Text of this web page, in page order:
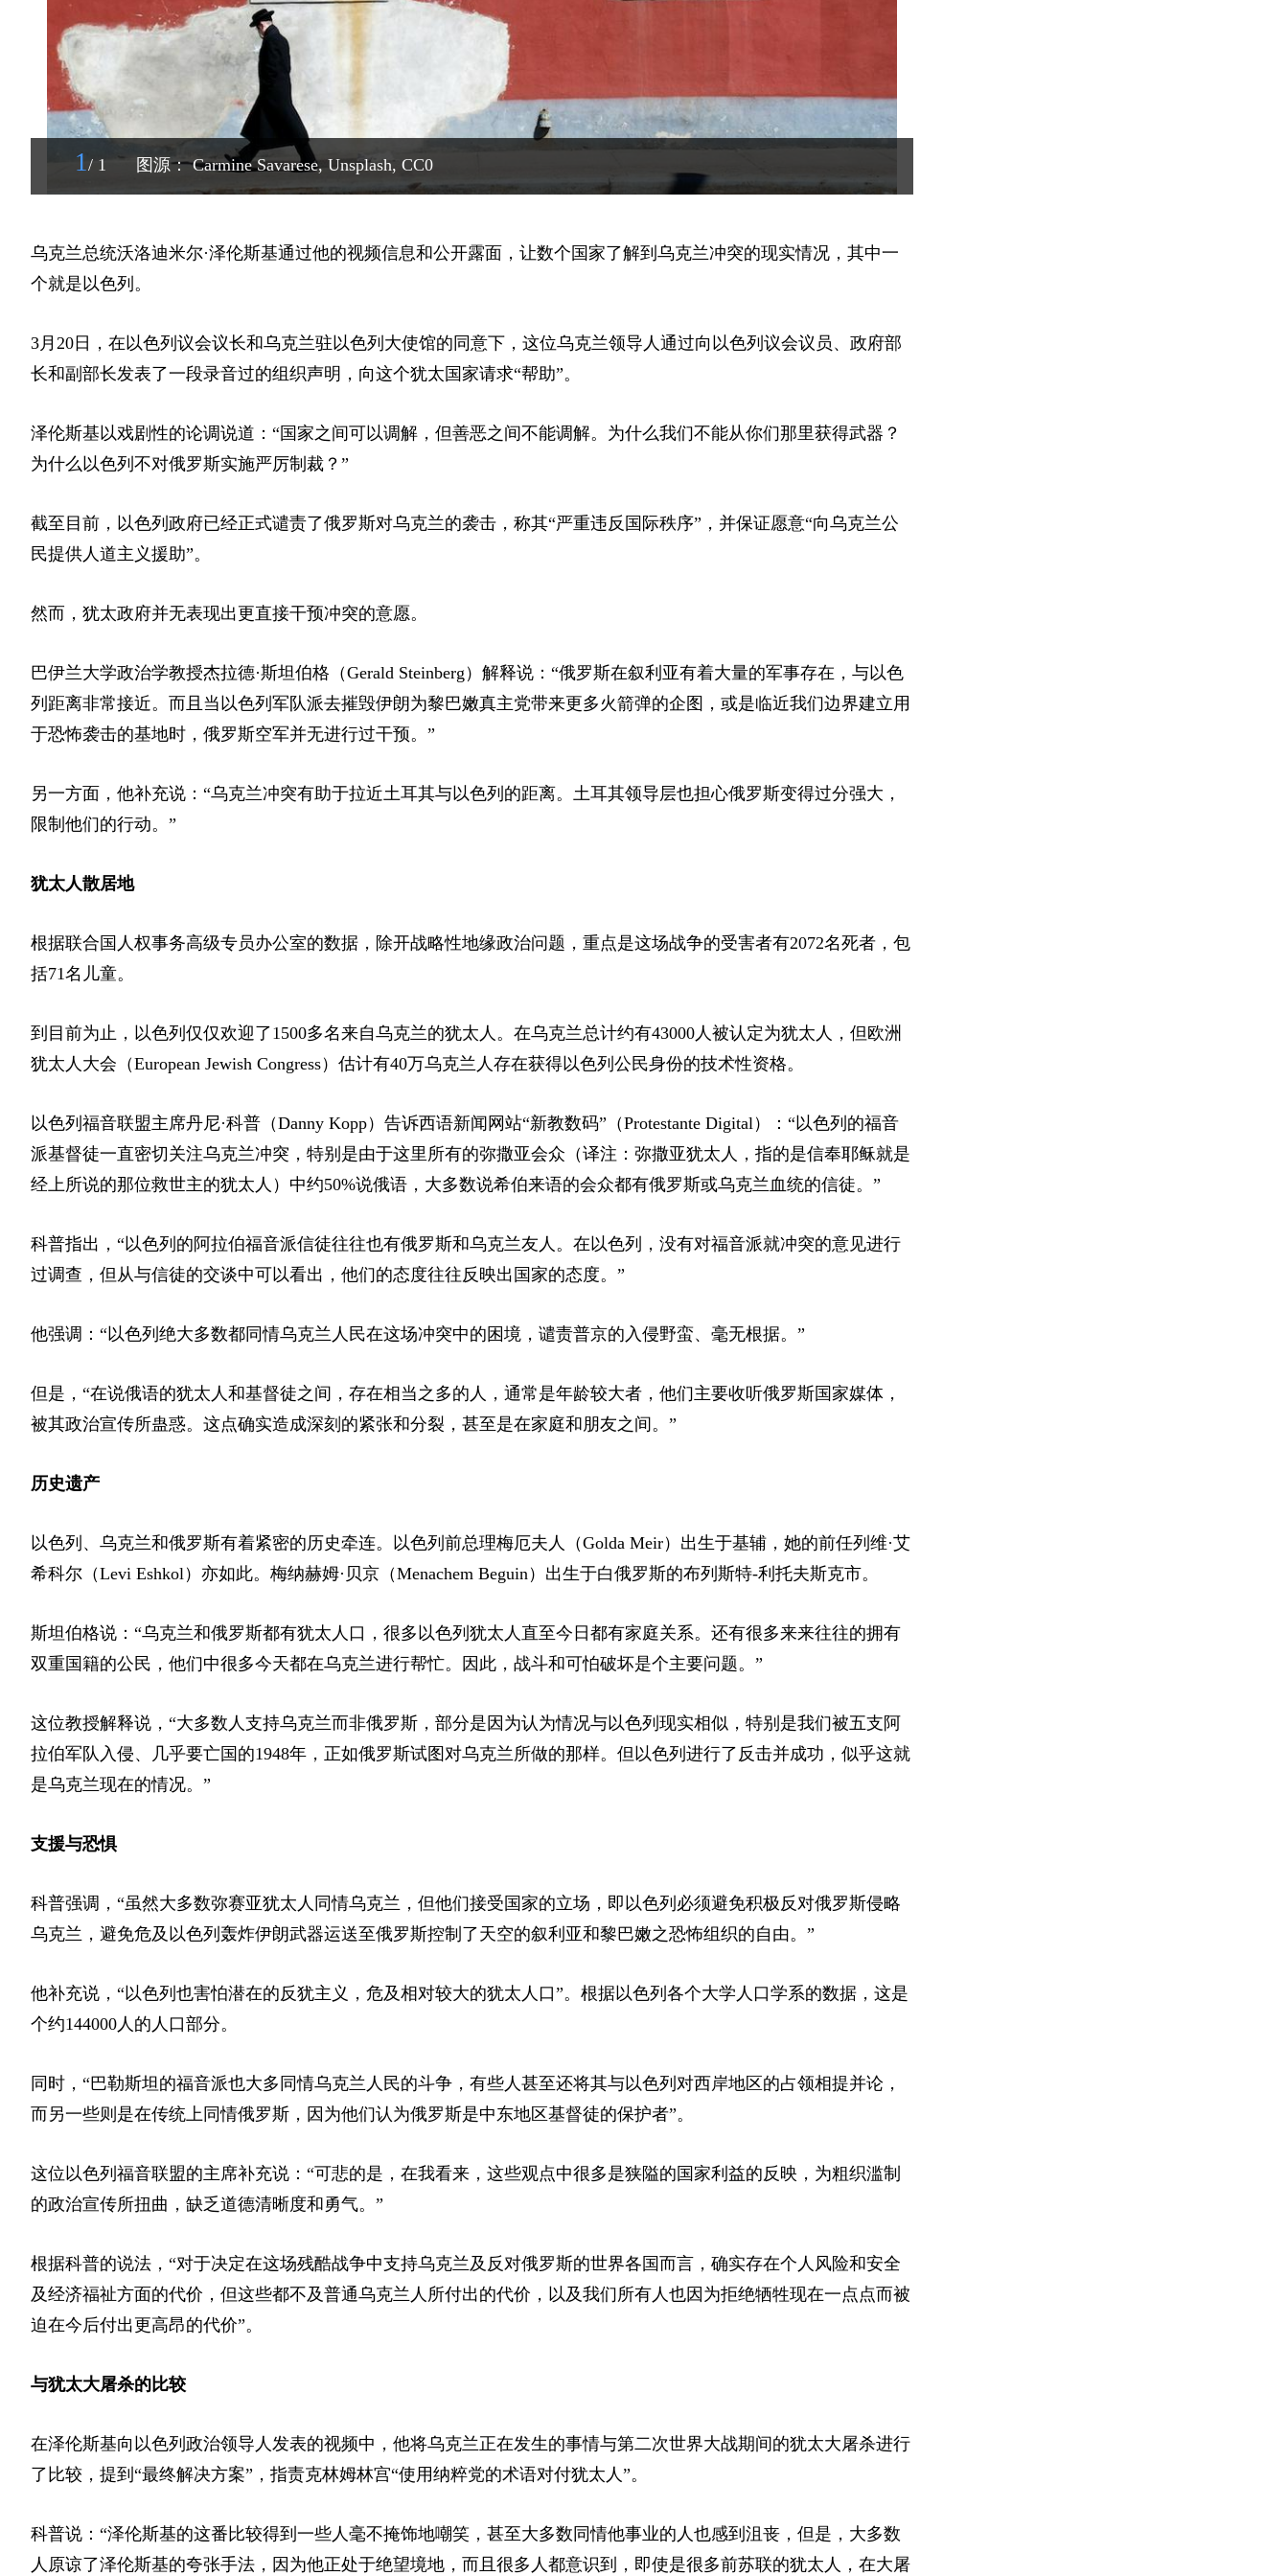
1 / 1 图源： Carmine Savarese, Unsplash, CC0
乌克兰总统沃洛迪米尔·泽伦斯基通过他的视频信息和公开露面，让数个国家了解到乌克兰冲突的现实情况，其中一
个就是以色列。
3月20日，在以色列议会议长和乌克兰驻以色列大使馆的同意下，这位乌克兰领导人通过向以色列议会议员、政府部
长和副部长发表了一段录音过的组织声明，向这个犹太国家请求“帮助”。
泽伦斯基以戏剧性的论调说道：“国家之间可以调解，但善恶之间不能调解。为什么我们不能从你们那里获得武器？
为什么以色列不对俄罗斯实施严厉制裁？”
截至目前，以色列政府已经正式谴责了俄罗斯对乌克兰的袭击，称其“严重违反国际秩序”，并保证愿意“向乌克兰公
民提供人道主义援助”。
然而，犹太政府并无表现出更直接干预冲突的意愿。
巴伊兰大学政治学教授杰拉德·斯坦伯格 （Gerald Steinberg） 解释说：“俄罗斯在叙利亚有着大量的军事存在，与以色
列距离非常接近。而且当以色列军队派去摧毁伊朗为黎巴嫩真主党带来更多火箭弹的企图，或是临近我们边界建立用
于恐怖袭击的基地时，俄罗斯空军并无进行过干预。”
另一方面，他补充说：“乌克兰冲突有助于拉近土耳其与以色列的距离。土耳其领导层也担心俄罗斯变得过分强大，
限制他们的行动。”
犹太人散居地
根据联合国人权事务高级专员办公室的数据，除开战略性地缘政治问题，重点是这场战争的受害者有2072名死者，包
括71名儿童。
到目前为止，以色列仅仅欢迎了1500多名来自乌克兰的犹太人。在乌克兰总计约有43000人被认定为犹太人，但欧洲
犹太人大会 （European Jewish Congress） 估计有40万乌克兰人存在获得以色列公民身份的技术性资格。
以色列福音联盟主席丹尼·科普 （Danny Kopp） 告诉西语新闻网站“新教数码” （Protestante Digital）
：“以色列的福音
派基督徒一直密切关注乌克兰冲突，特别是由于这里所有的弥撒亚会众（译注：弥撒亚犹太人，指的是信奉耶稣就是
经上所说的那位救世主的犹太人）中约50%说俄语，大多数说希伯来语的会众都有俄罗斯或乌克兰血统的信徒。”
科普指出，“以色列的阿拉伯福音派信徒往往也有俄罗斯和乌克兰友人。在以色列，没有对福音派就冲突的意见进行
过调查，但从与信徒的交谈中可以看出，他们的态度往往反映出国家的态度。”
他强调：“以色列绝大多数都同情乌克兰人民在这场冲突中的困境，谴责普京的入侵野蛮、毫无根据。”
但是，“在说俄语的犹太人和基督徒之间，存在相当之多的人，通常是年龄较大者，他们主要收听俄罗斯国家媒体，
被其政治宣传所蛊惑。这点确实造成深刻的紧张和分裂，甚至是在家庭和朋友之间。”
历史遗产
以色列、乌克兰和俄罗斯有着紧密的历史牵连。以色列前总理梅厄夫人 （Golda Meir） 出生于基辅，她的前任列维·艾
希科尔 （Levi Eshkol） 亦如此。梅纳赫姆·贝京 （Menachem Beguin） 出生于白俄罗斯的布列斯特-利托夫斯克市。
斯坦伯格说：“乌克兰和俄罗斯都有犹太人口，很多以色列犹太人直至今日都有家庭关系。还有很多来来往往的拥有
双重国籍的公民，他们中很多今天都在乌克兰进行帮忙。因此，战斗和可怕破坏是个主要问题。”
这位教授解释说，“大多数人支持乌克兰而非俄罗斯，部分是因为认为情况与以色列现实相似，特别是我们被五支阿
拉伯军队入侵、几乎要亡国的1948年，正如俄罗斯试图对乌克兰所做的那样。但以色列进行了反击并成功，似乎这就
是乌克兰现在的情况。”
支援与恐惧
科普强调，“虽然大多数弥赛亚犹太人同情乌克兰，但他们接受国家的立场，即以色列必须避免积极反对俄罗斯侵略
乌克兰，避免危及以色列轰炸伊朗武器运送至俄罗斯控制了天空的叙利亚和黎巴嫩之恐怖组织的自由。”
他补充说，“以色列也害怕潜在的反犹主义，危及相对较大的犹太人口”。根据以色列各个大学人口学系的数据，这是
个约144000人的人口部分。
同时，“巴勒斯坦的福音派也大多同情乌克兰人民的斗争，有些人甚至还将其与以色列对西岸地区的占领相提并论，
而另一些则是在传统上同情俄罗斯，因为他们认为俄罗斯是中东地区基督徒的保护者”。
这位以色列福音联盟的主席补充说：“可悲的是，在我看来，这些观点中很多是狭隘的国家利益的反映，为粗织滥制
的政治宣传所扭曲，缺乏道德清晰度和勇气。”
根据科普的说法，“对于决定在这场残酷战争中支持乌克兰及反对俄罗斯的世界各国而言，确实存在个人风险和安全
及经济福祉方面的代价，但这些都不及普通乌克兰人所付出的代价，以及我们所有人也因为拒绝牺牲现在一点点而被
迫在今后付出更高昂的代价”。
与犹太大屠杀的比较
在泽伦斯基向以色列政治领导人发表的视频中，他将乌克兰正在发生的事情与第二次世界大战期间的犹太大屠杀进行
了比较，提到“最终解决方案”，指责克林姆林宫“使用纳粹党的术语对付犹太人”。
科普说：“泽伦斯基的这番比较得到一些人毫不掩饰地嘲笑，甚至大多数同情他事业的人也感到沮丧，但是，大多数
人原谅了泽伦斯基的夸张手法，因为他正处于绝望境地，而且很多人都意识到，即使是很多前苏联的犹太人，在大屠